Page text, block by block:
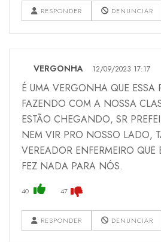
RESPONDER DENUNCIAR
VERGONHA 12/09/2023 17:17
É UMA VERGONHA QUE ESSA
FAZENDO COM A NOSSA
ESTÃO CHEGANDO, SR
NEM VIR PRO NOSSO LADO,
VEREADOR ENFERMEIRO
FEZ NADA PARA NÓS.
40 47
RESPONDER DENUNCIAR